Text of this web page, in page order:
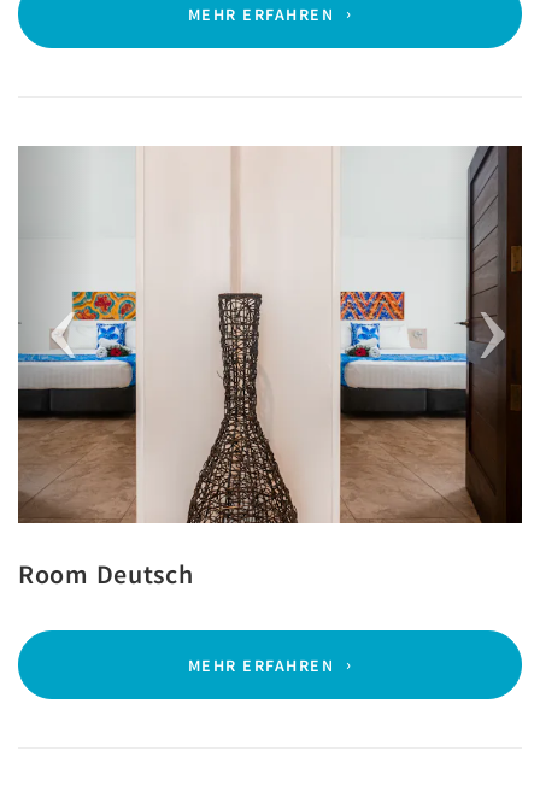
MEHR ERFAHREN
Next
Room Deutsch
MEHR ERFAHREN